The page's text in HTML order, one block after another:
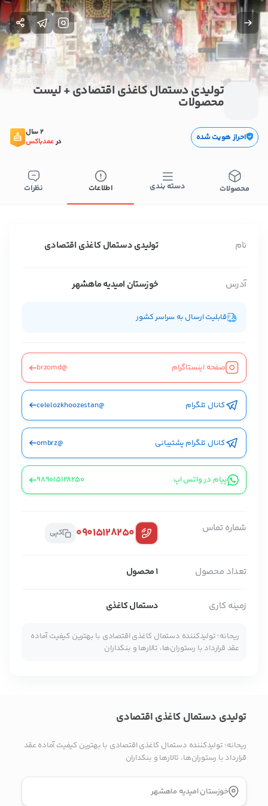
تولیدی دستمال کاغذی اقتصادی + لیست
محصولات
احراز هویت شده
2 سال
درعمدباکس
محصولات دسته بندی اطلاعات نظرات
نام تولیدی دستمال کاغذی اقتصادی
آدرس خوزستان امیدیه ماهشهر
قابلیت ارسال به سراسر کشور
صفحه اینستاگرام @brzomd
کانال تلگرام @celelozkhoozestan
کانال تلگرام پشتیبانی @ombrz
پیام در واتس اپ 989015128250
شماره تماس 09015128250 کپی
تعداد محصول 1 محصول
زمینه کاری دستمال کاغذی
ریحانه؛ تولیدکننده دستمال کاغذی اقتصادی با بهترین کیفیت آماده
عقد قرارداد با رستوران‌ها، تالارها و بنکداران
اطلاعات تماس
تولیدی دستمال کاغذی اقتصادی
09015128250
راه های دیگر ارتباطی
پیج اینستاگرام
پیام در واتس‌اپ
صحت موارد ذکر شده بر عهده فرد آگهی دهنده می باشد.
تولیدی دستمال کاغذی اقتصادی
ریحانه؛ تولیدکننده دستمال کاغذی اقتصادی با بهترین کیفیت آماده عقد
قرارداد با رستوران‌ها، تالارها و بنکداران
خوزستان امیدیه ماهشهر